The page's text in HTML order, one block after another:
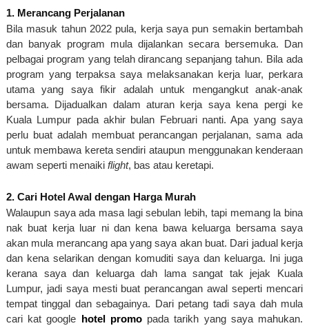
1. Merancang Perjalanan
Bila masuk tahun 2022 pula, kerja saya pun semakin bertambah
dan banyak program mula dijalankan secara bersemuka. Dan
pelbagai program yang telah dirancang sepanjang tahun. Bila ada
program yang terpaksa saya melaksanakan kerja luar, perkara
utama yang saya fikir adalah untuk mengangkut anak-anak
bersama. Dijadualkan dalam aturan kerja saya kena pergi ke
Kuala Lumpur pada akhir bulan Februari nanti. Apa yang saya
perlu buat adalah membuat perancangan perjalanan, sama ada
untuk membawa kereta sendiri ataupun menggunakan kenderaan
awam seperti menaiki flight, bas atau keretapi.
2. Cari Hotel Awal dengan Harga Murah
Walaupun saya ada masa lagi sebulan lebih, tapi memang la bina
nak buat kerja luar ni dan kena bawa keluarga bersama saya
akan mula merancang apa yang saya akan buat. Dari jadual kerja
dan kena selarikan dengan komuditi saya dan keluarga. Ini juga
kerana saya dan keluarga dah lama sangat tak jejak Kuala
Lumpur, jadi saya mesti buat perancangan awal seperti mencari
tempat tinggal dan sebagainya. Dari petang tadi saya dah mula
cari kat google
hotel promo pada tarikh yang saya mahukan.